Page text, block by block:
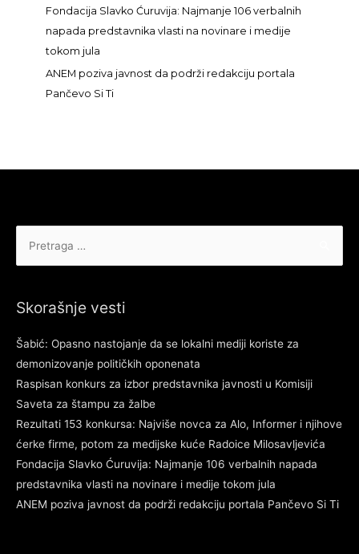
Fondacija Slavko Ćuruvija: Najmanje 106 verbalnih
napada predstavnika vlasti na novinare i medije
tokom jula
ANEM poziva javnost da podrži redakciju portala
Pančevo Si Ti
Skorašnje vesti
Šabić: Opasno nastojanje da se lokalni mediji koriste za
demonizovanje političkih oponenata
Raspisan konkurs za izbor predstavnika javnosti u Komisiji
Saveta za štampu za žalbe
Rezultati 153 konkursa: Najviše novca za Alo, Informer i njihove
ćerke firme, potom za medijske kuće Radoice Milosavljevića
Fondacija Slavko Ćuruvija: Najmanje 106 verbalnih napada
predstavnika vlasti na novinare i medije tokom jula
ANEM poziva javnost da podrži redakciju portala Pančevo Si Ti